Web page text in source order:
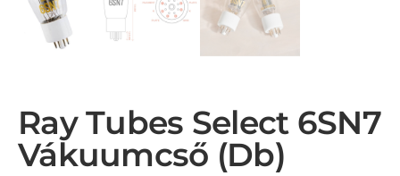
Ray Tubes Select 6SN7
Vákuumcső (db)